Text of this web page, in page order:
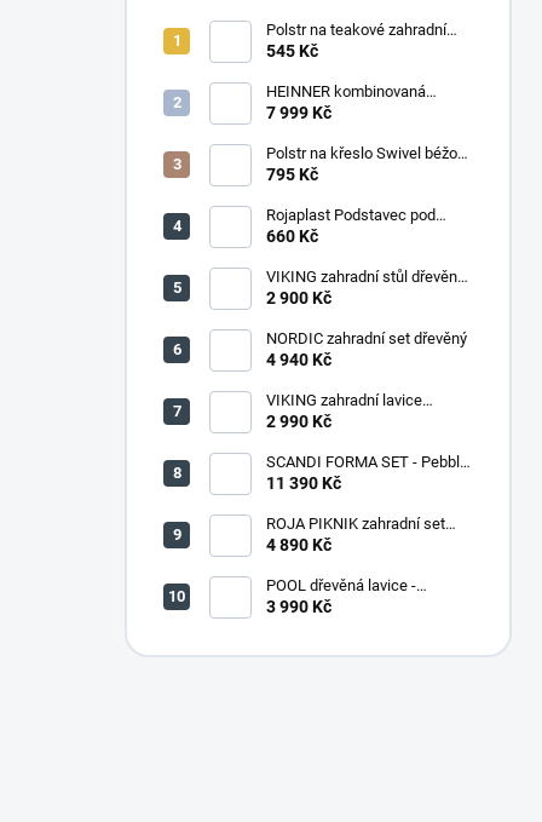
Polstr na teakové zahradní
křeslo vysoké - látka motiv
545 Kč
HEINNER kombinovaná
chladnička HF-
7 999 Kč
Polstr na křeslo Swivel béžový
melír
795 Kč
Rojaplast Podstavec pod
slunečník 22kg
660 Kč
VIKING zahradní stůl dřevěný
PŘÍRODNÍ - 150 cm
2 900 Kč
NORDIC zahradní set dřevěný
4 940 Kč
VIKING zahradní lavice
dřevěná PŘÍRODNÍ - 180 cm
2 990 Kč
SCANDI FORMA SET - Pebble
grey/Soft biege
11 390 Kč
ROJA PIKNIK zahradní set
dřevěný - 160 cm - lakovaný
4 890 Kč
POOL dřevěná lavice -
PŘÍRODNÍ
3 990 Kč